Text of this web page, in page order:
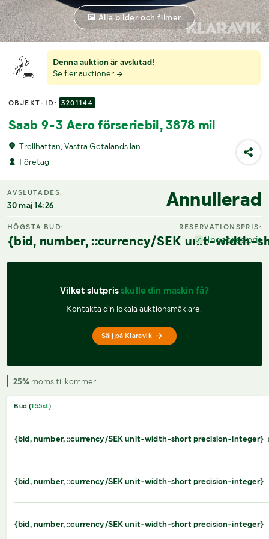
Denna auktion är avslutad!
Se fler auktioner
OBJEKT-ID: 3201144
Saab 9-3 Aero förseriebil, 3878 mil
Trollhättan, Västra Götalands län
Företag
Alla bilder och filmer
AVSLUTADES:
30 maj 14:26 Annullerad
HÖGSTA BUD:
{bid, number, ::currency/SEK unit-width-
RESERVATIONSPRIS:
Inget res.pris
Vilket slutpris skulle din maskin få?
Kontakta din lokala auktionsmäklare.
Sälj på Klaravik
25% moms tillkommer
Bud (155st)
{bid, number, ::currency/SEK unit-width-short precision-integer}
{bid, number, ::currency/SEK unit-width-short precision-integer}
{bid, number, ::currency/SEK unit-width-short precision-integer}